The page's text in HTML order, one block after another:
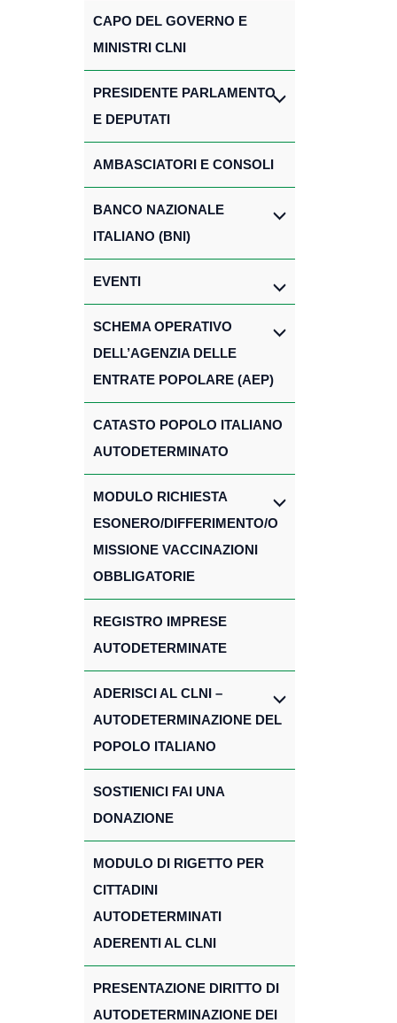
CAPO DEL GOVERNO E
MINISTRI CLNI
PRESIDENTE PARLAMENTO
E DEPUTATI
AMBASCIATORI E CONSOLI
BANCO NAZIONALE
ITALIANO (BNI)
EVENTI
SCHEMA OPERATIVO
DELL’AGENZIA DELLE
ENTRATE POPOLARE (AEP)
CATASTO POPOLO ITALIANO
AUTODETERMINATO
MODULO RICHIESTA
ESONERO/DIFFERIMENTO/O
MISSIONE VACCINAZIONI
OBBLIGATORIE
REGISTRO IMPRESE
AUTODETERMINATE
ADERISCI AL CLNI –
AUTODETERMINAZIONE DEL
POPOLO ITALIANO
SOSTIENICI FAI UNA
DONAZIONE
MODULO DI RIGETTO PER
CITTADINI
AUTODETERMINATI
ADERENTI AL CLNI
PRESENTAZIONE DIRITTO DI
AUTODETERMINAZIONE DEI